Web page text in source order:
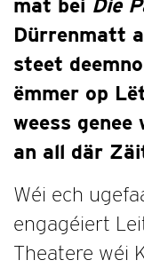
mat bei Die
Dürrenmatt
steet
ëmmer op
weess genee
an all där
Wéi ech
engagéiert
Theatere wéi